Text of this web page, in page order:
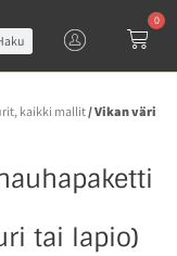
0
kaikki mallit/ Vikan väri
tai lapio)